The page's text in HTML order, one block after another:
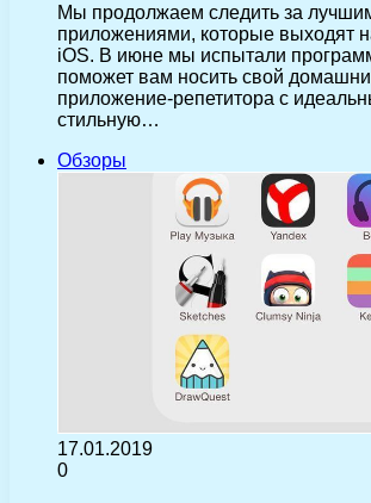
Мы продолжаем следить за
приложениями, которые выходят
iOS. В июне мы испытали
поможет вам носить свой
приложение-репетитора с
стильную…
Обзоры
17.01.2019
0